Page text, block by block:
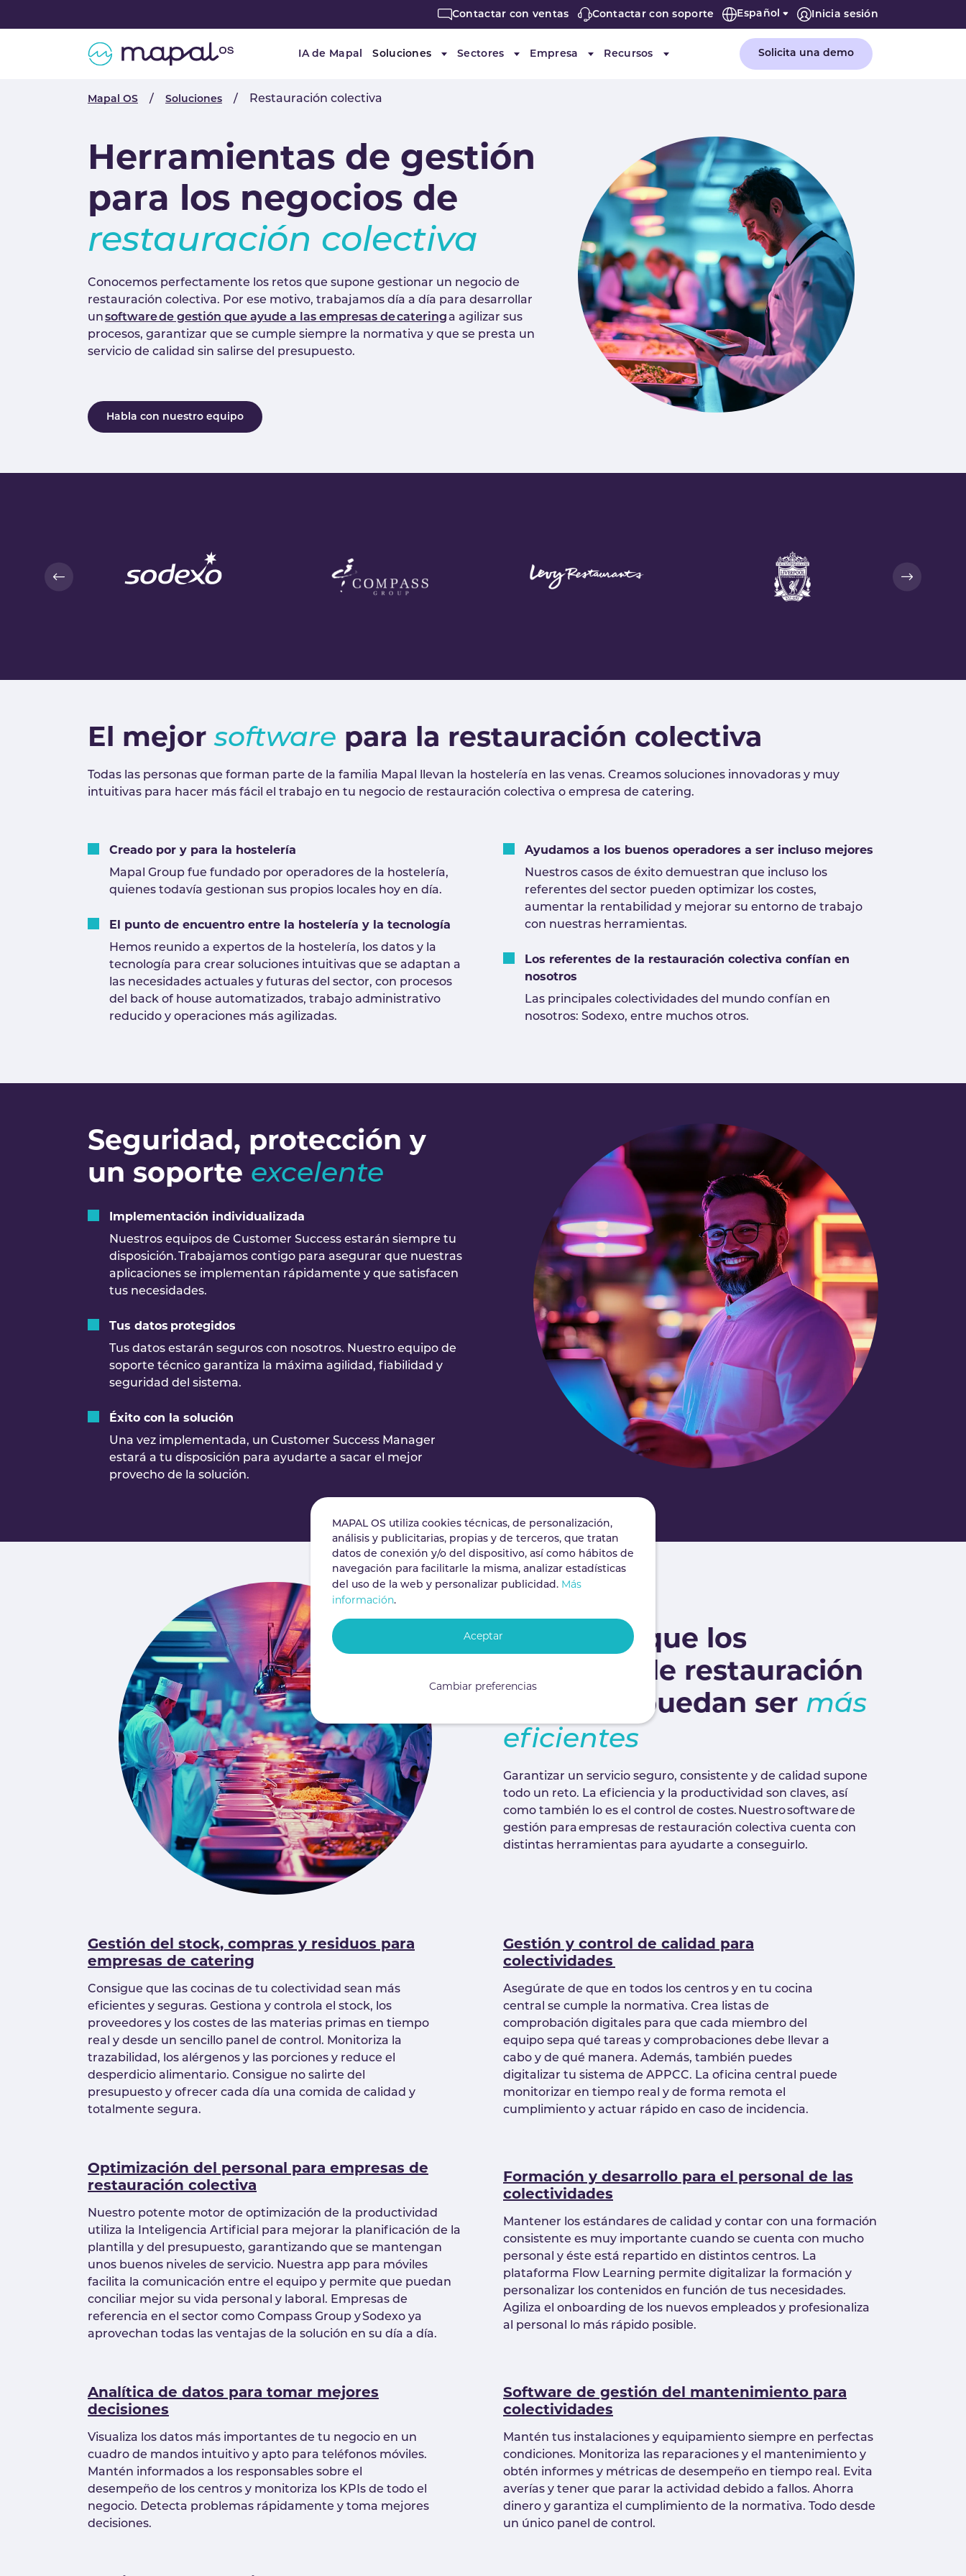
Contactar con ventas Contactar con soporte Español Inicia sesión
IA de Mapal Soluciones
Submenu for "Soluciones"
Sectores
Submenu for "Sectores"
Empresa
Submenu for "Empresa"
Recursos
Submenu for "Recursos"
Solicita una demo
You are here:
Mapal OS Soluciones Restauración colectiva
Herramientas de gestión
para los negocios de
restauración colectiva
Conocemos perfectamente los retos que supone gestionar un negocio de
restauración colectiva. Por ese motivo, trabajamos día a día para desarrollar
unsoftware de gestión que ayude a las empresas de cateringa agilizar sus
procesos, garantizar que se cumple siempre la normativa y que se presta un
servicio de calidad sin salirse del presupuesto.
Habla con nuestro equipo
El mejorsoftware para la restauración colectiva
Todas las personas que forman parte de la familia Mapal llevan la hostelería en las venas. Creamos soluciones innovadoras y muy
intuitivas para hacer más fácil el trabajo en tu negocio de restauración colectiva o empresa de catering.
Creado por y para la hostelería
Mapal Group fue fundado por operadores de la hostelería,
quienes todavía gestionan sus propios locales hoy en día.
El punto de encuentro entre la hostelería y la tecnología
Hemos reunido a expertos de la hostelería, los datos y la
tecnología para crear soluciones intuitivas que se adaptan a
las necesidades actuales y futuras del sector, con procesos
del back of house automatizados, trabajo administrativo
reducido y operaciones más agilizadas.
Ayudamos a los buenos operadores a ser incluso mejores
Nuestros casos de éxito demuestran que incluso los
referentes del sector pueden optimizar los costes,
aumentar la rentabilidad y mejorar su entorno de trabajo
con nuestras herramientas.
Los referentes de la restauración colectiva confían en
nosotros
Las principales colectividades del mundo confían en
nosotros: Sodexo, entre muchos otros.
Seguridad, protección y
un soporte excelente
Implementación individualizada
Nuestros equipos de Customer Success estarán siempre tu
disposición. Trabajamos contigo para asegurar que nuestras
aplicaciones se implementan rápidamente y que satisfacen
tus necesidades.
Tus datos protegidos
Tus datos estarán seguros con nosotros. Nuestro equipo de
soporte técnico garantiza la máxima agilidad, fiabilidad y
seguridad del sistema.
Éxito con la solución
Una vez implementada, un Customer Success Manager
estará a tu disposición para ayudarte a sacar el mejor
provecho de la solución.
Hacemos que los
negocios de restauración
colectiva puedan ser más
eficientes
Garantizar un servicio seguro, consistente y de calidad supone
todo un reto. La eficiencia y la productividad son claves, así
como también lo es el control de costes. Nuestro software de
gestión para empresas de restauración colectiva cuenta con
distintas herramientas para ayudarte a conseguirlo.
Gestión del stock, compras y residuos para
empresas de catering
Consigue que las cocinas de tu colectividad sean más
eficientes y seguras. Gestiona y controla el stock, los
proveedores y los costes de las materias primas en tiempo
real y desde un sencillo panel de control. Monitoriza la
trazabilidad, los alérgenos y las porciones y reduce el
desperdicio alimentario. Consigue no salirte del
presupuesto y ofrecer cada día una comida de calidad y
totalmente segura.
Gestión y control de calidad para
colectividades
Asegúrate de que en todos los centros y en tu cocina
central se cumple la normativa. Crea listas de
comprobación digitales para que cada miembro del
equipo sepa qué tareas y comprobaciones debe llevar a
cabo y de qué manera. Además, también puedes
digitalizar tu sistema de APPCC. La oficina central puede
monitorizar en tiempo real y de forma remota el
cumplimiento y actuar rápido en caso de incidencia.
Optimización del personal para empresas de
restauración colectiva
Nuestro potente motor de optimización de la productividad
utiliza la Inteligencia Artificial para mejorar la planificación de la
plantilla y del presupuesto, garantizando que se mantengan
unos buenos niveles de servicio. Nuestra app para móviles
facilita la comunicación entre el equipo y permite que puedan
conciliar mejor su vida personal y laboral. Empresas de
referencia en el sector como Compass Group y Sodexo ya
aprovechan todas las ventajas de la solución en su día a día.
Formación y desarrollo para el personal de las
colectividades
Mantener los estándares de calidad y contar con una formación
consistente es muy importante cuando se cuenta con mucho
personal y éste está repartido en distintos centros. La
plataforma Flow Learning permite digitalizar la formación y
personalizar los contenidos en función de tus necesidades.
Agiliza el onboarding de los nuevos empleados y profesionaliza
al personal lo más rápido posible.
Analítica de datos para tomar mejores
decisiones
Visualiza los datos más importantes de tu negocio en un
cuadro de mandos intuitivo y apto para teléfonos móviles.
Mantén informados a los responsables sobre el
desempeño de los centros y monitoriza los KPIs de todo el
negocio. Detecta problemas rápidamente y toma mejores
decisiones.
Software de gestión del mantenimiento para
colectividades
Mantén tus instalaciones y equipamiento siempre en perfectas
condiciones. Monitoriza las reparaciones y el mantenimiento y
obtén informes y métricas de desempeño en tiempo real. Evita
averías y tener que parar la actividad debido a fallos. Ahorra
dinero y garantiza el cumplimiento de la normativa. Todo desde
un único panel de control.
MAPAL OS utiliza cookies técnicas, de personalización,
análisis y publicitarias, propias y de terceros, que tratan
datos de conexión y/o del dispositivo, así como hábitos de
navegación para facilitarle la misma, analizar estadísticas
del uso de la web y personalizar publicidad. Más
información.
Cambiar preferencias
Aceptar